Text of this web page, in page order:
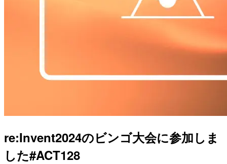
re:Invent2024のビンゴ大会に参加しま
した#ACT128